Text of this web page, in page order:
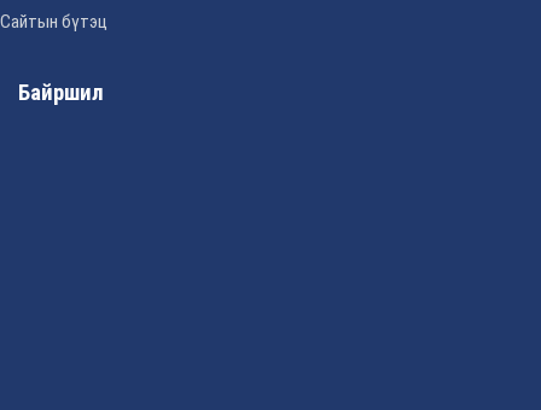
Сайтын бүтэц
Байршил